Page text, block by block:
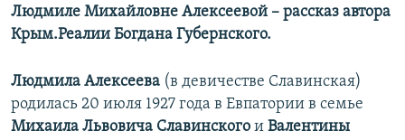
Людмиле Михайловне Алексеевой – рассказ автора
Крым.Реалии Богдана Губернского.
Людмила Алексеева (в девичестве Славинская)
родилась 20 июля 1927 года в Евпатории в семье
Михаила Львовича Славинского и Валентины